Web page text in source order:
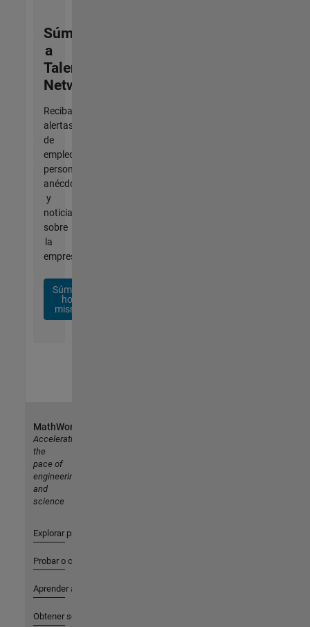
Súmese
a
Talent
Network
Reciba
alertas
de
empleo
personalizadas,
anécdotas
y
noticias
sobre
la
empresa.
Súmese
hoy
mismo
MathWorks
Accelerating
the
pace of
engineering
and
science
Explorar productos
Probar o comprar
Aprender a utilizar
Obtener soporte